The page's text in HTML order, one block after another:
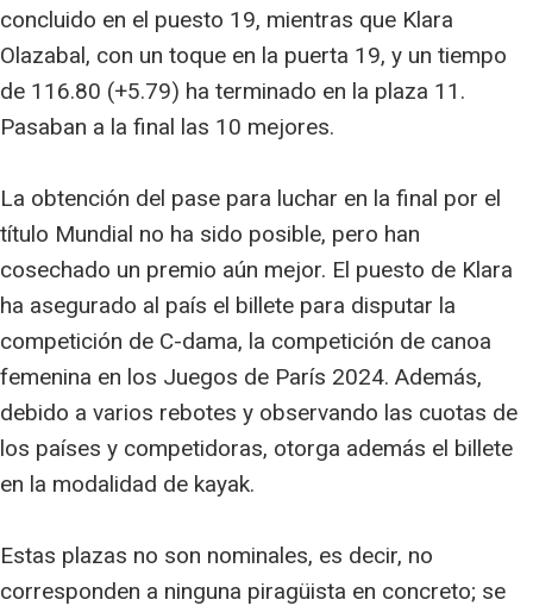
concluido en el puesto 19, mientras que Klara
Olazabal, con un toque en la puerta 19, y un tiempo
de 116.80 (+5.79) ha terminado en la plaza 11.
Pasaban a la final las 10 mejores.
La obtención del pase para luchar en la final por el
título Mundial no ha sido posible, pero han
cosechado un premio aún mejor. El puesto de Klara
ha asegurado al país el billete para disputar la
competición de C-dama, la competición de canoa
femenina en los Juegos de París 2024. Además,
debido a varios rebotes y observando las cuotas de
los países y competidoras, otorga además el billete
en la modalidad de kayak.
Estas plazas no son nominales, es decir, no
corresponden a ninguna piragüista en concreto; se